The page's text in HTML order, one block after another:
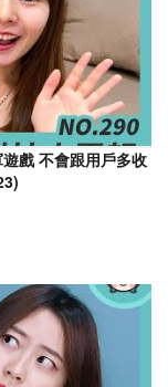
戲 不會跟用戶多收